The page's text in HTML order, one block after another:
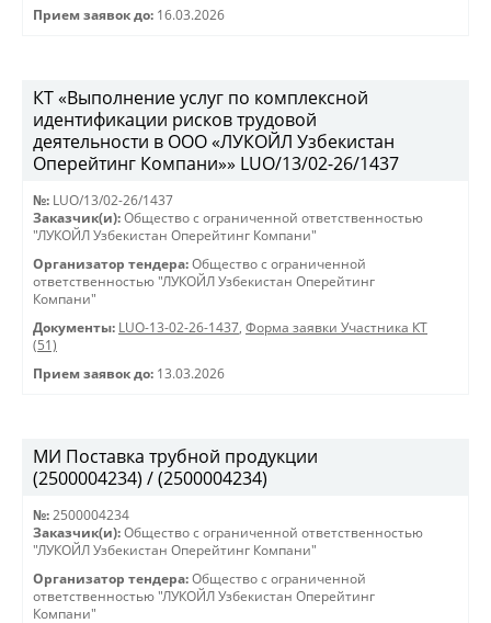
Прием заявок до: 16.03.2026
КТ «Выполнение услуг по комплексной
идентификации рисков трудовой
деятельности в ООО «ЛУКОЙЛ Узбекистан
Оперейтинг Компани»» LUO/13/02-26/1437
№: LUO/13/02-26/1437
Заказчик(и): Общество с ограниченной ответственностью
"ЛУКОЙЛ Узбекистан Оперейтинг Компани"
Организатор тендера: Общество с ограниченной
ответственностью "ЛУКОЙЛ Узбекистан Оперейтинг
Компани"
Документы: LUO-13-02-26-1437, Форма заявки Участника КТ
(51)
Прием заявок до: 13.03.2026
МИ Поставка трубной продукции
(2500004234) / (2500004234)
№: 2500004234
Заказчик(и): Общество с ограниченной ответственностью
"ЛУКОЙЛ Узбекистан Оперейтинг Компани"
Организатор тендера: Общество с ограниченной
ответственностью "ЛУКОЙЛ Узбекистан Оперейтинг
Компани"